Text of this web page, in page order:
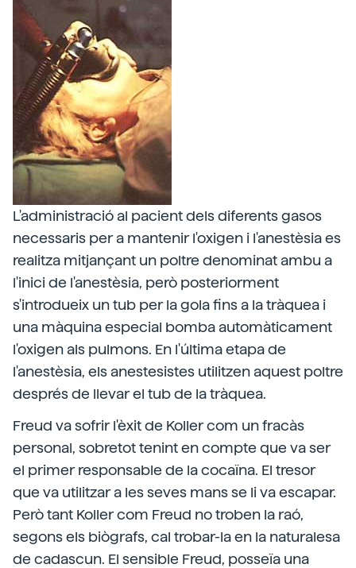
L'administració al pacient dels diferents gasos
necessaris per a mantenir l'oxigen i l'anestèsia es
realitza mitjançant un poltre denominat ambu a
l'inici de l'anestèsia, però posteriorment
s'introdueix un tub per la gola fins a la tràquea i
una màquina especial bomba automàticament
l'oxigen als pulmons. En l'última etapa de
l'anestèsia, els anestesistes utilitzen aquest poltre
després de llevar el tub de la tràquea.
Freud va sofrir l'èxit de Koller com un fracàs
personal, sobretot tenint en compte que va ser
el primer responsable de la cocaïna. El tresor
que va utilitzar a les seves mans se li va escapar.
Però tant Koller com Freud no troben la raó,
segons els biògrafs, cal trobar-la en la naturalesa
de cadascun. El sensible Freud, posseïa una